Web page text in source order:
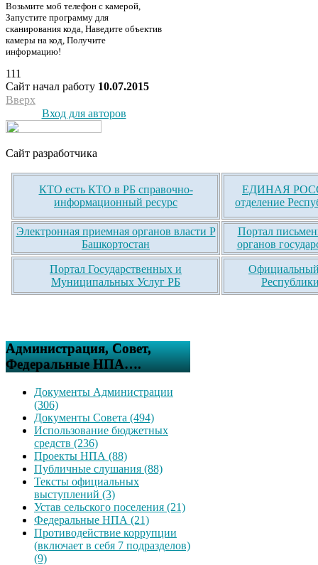
Возьмите моб телефон с камерой,
Запустите программу для
сканирования кода, Наведите объектив
камеры на код, Получите
информацию!
111
Сайт начал работу 10.07.2015
Вверх
Вход для авторов
Сайт разработчика
КТО есть КТО в РБ справочно-
информационный ресурс
ЕДИНАЯ
отделение
Электронная приемная органов власти Р
Башкортостан
Портал
органов
Портал Государственных и
Муниципальных Услуг РБ
Официальный
Администрация, Совет,
Федеральные НПА….
Документы Администрации
(306)
Документы Совета (494)
Использование бюджетных
средств (236)
Проекты НПА (88)
Публичные слушания (88)
Тексты официальных
выступлений (3)
Устав сельского поселения (21)
Федеральные НПА (21)
Противодействие коррупции
(включает в себя 7 подразделов)
(9)